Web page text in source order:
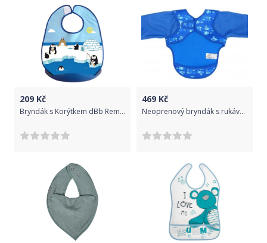
209 Kč
Bryndák s Korýtkem dBb Remond Tučňáci
469 Kč
Neoprenový bryndák s rukávky Bibetta Plameňáci 2019